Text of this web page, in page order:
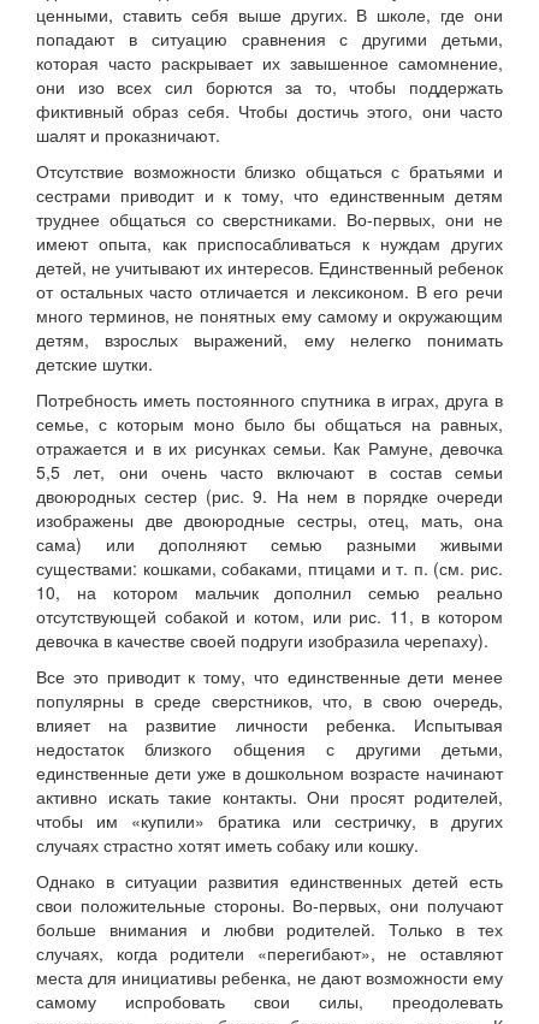
ценными, ставить себя выше других. В школе, где они
попадают в ситуацию сравнения с другими детьми,
которая часто раскрывает их завышенное самомнение,
они изо всех сил борются за то, чтобы поддержать
фиктивный образ себя. Чтобы достичь этого, они часто
шалят и проказничают.
Отсутствие возможности близко общаться с братьями и
сестрами приводит и к тому, что единственным детям
труднее общаться со сверстниками. Во-первых, они не
имеют опыта, как приспосабливаться к нуждам других
детей, не учитывают их интересов. Единственный ребенок
от остальных часто отличается и лексиконом. В его речи
много терминов, не понятных ему самому и окружающим
детям, взрослых выражений, ему нелегко понимать
детские шутки.
Потребность иметь постоянного спутника в играх, друга в
семье, с которым моно было бы общаться на равных,
отражается и в их рисунках семьи. Как Рамуне, девочка
5,5 лет, они очень часто включают в состав семьи
двоюродных сестер (рис. 9. На нем в порядке очереди
изображены две двоюродные сестры, отец, мать, она
сама) или дополняют семью разными живыми
существами: кошками, собаками, птицами и т. п. (см. рис.
10, на котором мальчик дополнил семью реально
отсутствующей собакой и котом, или рис. 11, в котором
девочка в качестве своей подруги изобразила черепаху).
Все это приводит к тому, что единственные дети менее
популярны в среде сверстников, что, в свою очередь,
влияет на развитие личности ребенка. Испытывая
недостаток близкого общения с другими детьми,
единственные дети уже в дошкольном возрасте начинают
активно искать такие контакты. Они просят родителей,
чтобы им «купили» братика или сестричку, в других
случаях страстно хотят иметь собаку или кошку.
Однако в ситуации развития единственных детей есть
свои положительные стороны. Во-первых, они получают
больше внимания и любви родителей. Только в тех
случаях, когда родители «перегибают», не оставляют
места для инициативы ребенка, не дают возможности ему
самому испробовать свои силы, преодолевать